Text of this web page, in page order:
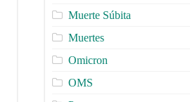
Muerte Súbita
Muertes
Omicron
OMS